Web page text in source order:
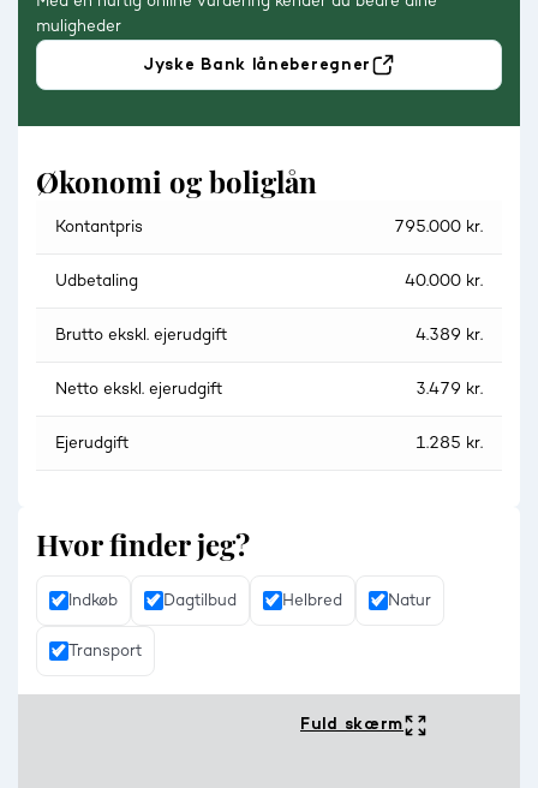
muligheder
Jyske Bank låneberegner
Økonomi og boliglån
Kontantpris 795.000 kr.
Udbetaling 40.000 kr.
Brutto ekskl. ejerudgift 4.389 kr.
Netto ekskl. ejerudgift 3.479 kr.
Ejerudgift 1.285 kr.
Hvor finder jeg?
Indkøb Dagtilbud Helbred Natur
Transport
Fuld skærm